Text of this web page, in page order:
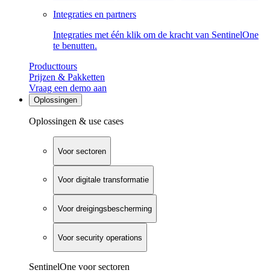
Integraties en partners
Integraties met één klik om de kracht van SentinelOne
te benutten.
Producttours
Prijzen & Pakketten
Vraag een demo aan
Oplossingen
Oplossingen & use cases
Voor sectoren
Voor digitale transformatie
Voor dreigingsbescherming
Voor security operations
SentinelOne voor sectoren